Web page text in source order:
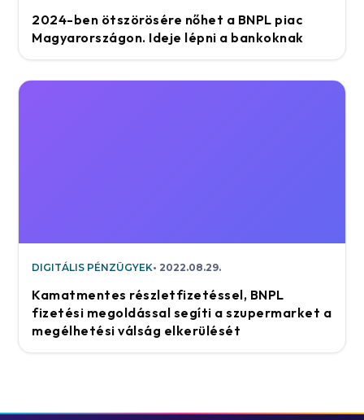
2024-ben ötszörösére nőhet a BNPL piac
Magyarországon. Ideje lépni a bankoknak
DIGITÁLIS PÉNZÜGYEK 2022.08.29.
Kamatmentes részletfizetéssel, BNPL
fizetési megoldással segíti a szupermarket a
megélhetési válság elkerülését